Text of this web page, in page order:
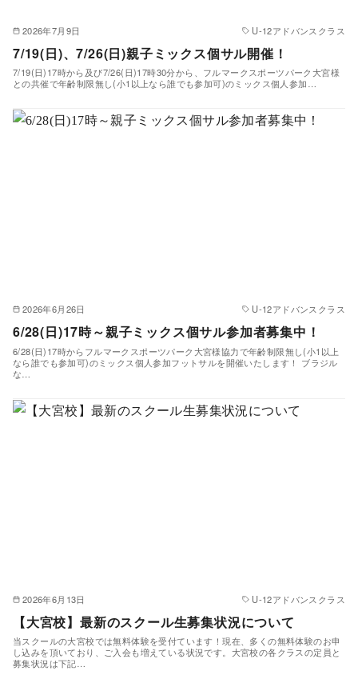
2026年7月9日 U-12アドバンスクラス
7/19(日)、7/26(日)親子ミックス個サル開催！
7/19(日)17時から及び7/26(日)17時30分から、フルマークスポーツパーク大宮様
との共催で年齢制限無し(小1以上なら誰でも参加可)のミックス個人参加…
2026年6月26日 U-12アドバンスクラス
6/28(日)17時～親子ミックス個サル参加者募集中！
6/28(日)17時からフルマークスポーツパーク大宮様協力で年齢制限無し(小1以上
なら誰でも参加可)のミックス個人参加フットサルを開催いたします！ ブラジル
な…
2026年6月13日 U-12アドバンスクラス
【大宮校】最新のスクール生募集状況について
当スクールの大宮校では無料体験を受付ています！現在、多くの無料体験のお申
し込みを頂いており、ご入会も増えている状況です。大宮校の各クラスの定員と
募集状況は下記…